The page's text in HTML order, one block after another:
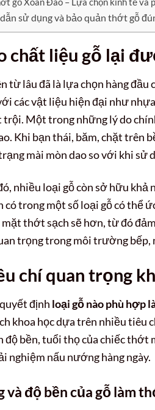
sử dụng và bảo quản thớt gỗ
chất liệu gỗ lại
từ lâu đã là lựa chọn hàng đầu
các vật liệu hiện đại như
Một trong những lý do
Khi bạn thái, băm, chặt trên
mài mòn dao so với khi
nhiều loại gỗ còn sở hữu khả
có trong một số loại gỗ có thể
mặt thớt sạch sẽ hơn, từ đó
trọng trong môi trường bếp,
chí quan trọng
định loại gỗ nào phù hợp
khoa học dựa trên nhiều tiêu
độ bền, tuổi thọ của chiếc thớt
nghiệm nấu nướng hàng ngày.
và độ bền của gỗ làm